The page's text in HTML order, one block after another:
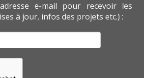
e-mail pour recevoir les
à jour, infos des projets etc.) :